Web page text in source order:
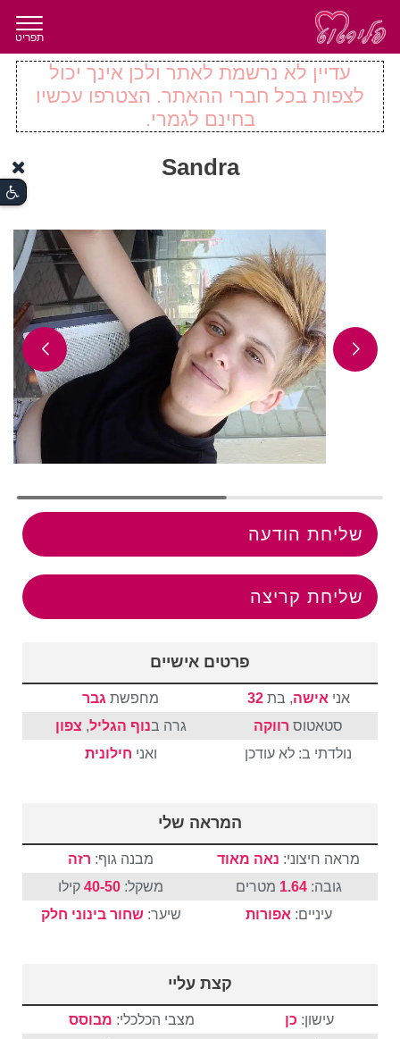
תפריט
עדיין לא נרשמת לאתר ולכן אינך יכול
לצפות בכל חברי ההאתר. הצטרפו עכשיו
בחינם לגמרי.
Sandra
שליחת הודעה
שליחת קריצה
פרטים אישיים
אני אישה, בת32 מחפשת גבר
סטאטוס רווקה גרה בנוף הגליל, צפון
נולדתי ב: לא עודכן
ואני חילונית
המראה שלי
מראה חיצוני: נאה מאוד מבנה גוף: רזה
גובה:1.64 מטרים משקל: 40-50 קילו
עיניים: אפורות שיער:שחור בינוני חלק
קצת עליי
עישון: כן מצבי הכלכלי: מבוסס